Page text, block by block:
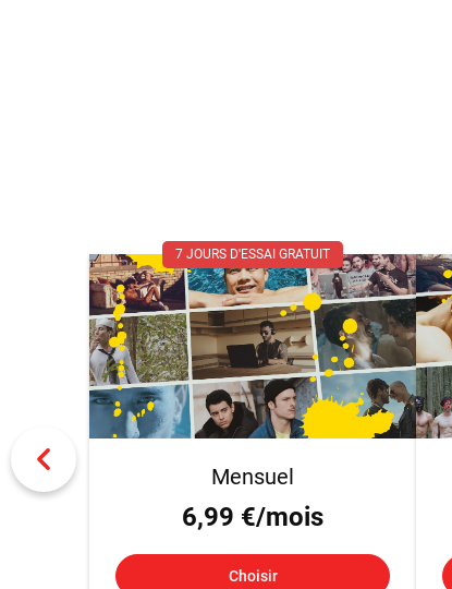
7 JOURS D'ESSAI GRATUIT
Mensuel
6,99 €/mois
Choisir